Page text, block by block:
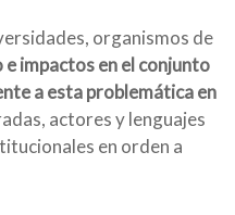
organismos de
impactos en el conjunto
a esta problemática en
actores y lenguajes
en orden a